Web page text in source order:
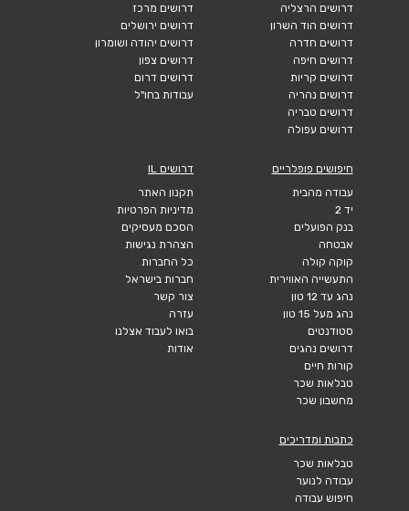
דרושים הרצליה
דרושים הוד השרון
דרושים חדרה
דרושים חיפה
דרושים קריות
דרושים נהריה
דרושים טבריה
דרושים עפולה
דרושים מרכז
דרושים ירושלים
דרושים יהודה ושומרון
דרושים צפון
דרושים דרום
עבודות בחו"ל
חיפושים פופלריים
עבודה מהבית
יד 2
בנק הפועלים
אבטחה
קוקה קולה
התעשייה האווירית
נהג עד 12 טון
נהג מעל 15 טון
סטודנטים
דרושים נהגים
קורות חיים
טבלאות שכר
מחשבון שכר
דרושים IL
תקנון האתר
מדיניות הפרטיות
הסכם מעסיקים
הצהרת נגישות
כל החברות
חברות בישראל
צור קשר
עזרה
בואו לעבוד אצלנו
אודות
כתבות ומדריכים
טבלאות שכר
עבודה לנוער
חיפוש עבודה